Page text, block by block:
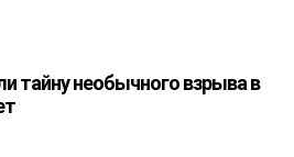
тайну необычного взрыва в